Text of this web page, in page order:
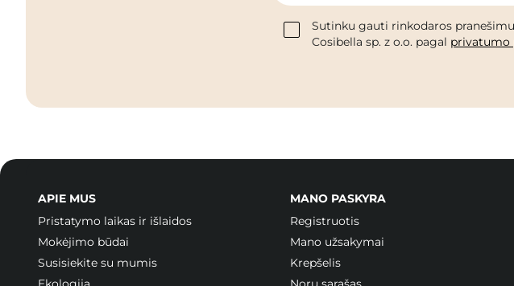
Sutinku gauti rinkodaros
Cosibella sp. z o.o. pagal privatumo
APIE MUS
Pristatymo laikas ir išlaidos
Mokėjimo būdai
Susisiekite su mumis
MANO PASKYRA
Registruotis
Mano užsakymai
Krepšelis